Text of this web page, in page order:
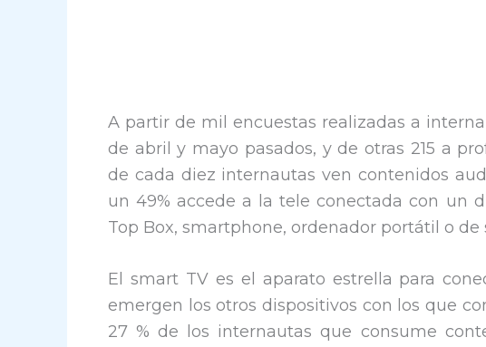
A partir de mil encuestas realizadas a
de abril y mayo pasados, y de otras 215 a
de cada diez internautas ven contenidos
un 49% accede a la tele conectada con un
Top Box, smartphone, ordenador portátil o
El smart TV es el aparato estrella para
emergen los otros dispositivos con los que
27 % de los internautas que consume